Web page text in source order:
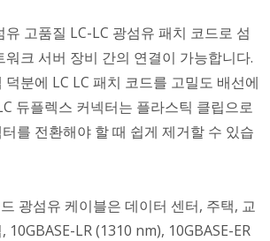
유 고품질 LC-LC 광섬유 패치 코드로 섬
워크 서버 장비 간의 연결이 가능합니다.
분에 LC LC 패치 코드를 고밀도 배선에
듀플렉스 커넥터는 플라스틱 클립으로
를 전환해야 할 때 쉽게 제거할 수 있습
광섬유 케이블은 데이터 센터, 주택, 교
10GBASE-LR (1310 nm), 10GBASE-ER